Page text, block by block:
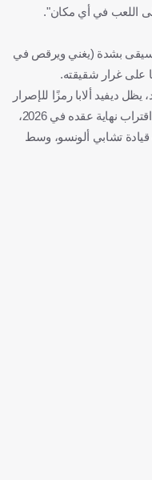
اللعب في أي مكان".
بشدة (يغني ويرقص في
على غرار شقيقته.
ديفيد ألابا رمزًا للإصرار
والتنوع، وقائدًا يُحترم في غرف الملابس.. مع اقتراب نهاية عقده في 2026،
قيادة تشابي ألونسو، وسط